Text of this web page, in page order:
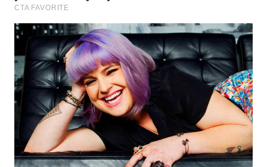
WAHANA
TANI
WAHANA
ADVOKAT
WAHANA
INFRASTRUKTUR
WAHANA
KONSUMEN